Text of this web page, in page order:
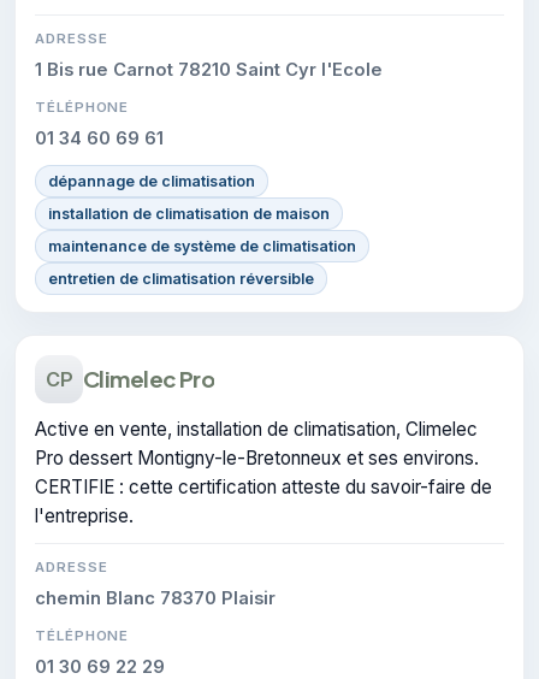
ADRESSE
1 Bis rue Carnot 78210 Saint Cyr l'Ecole
TÉLÉPHONE
01 34 60 69 61
dépannage de climatisation
installation de climatisation de maison
maintenance de système de climatisation
entretien de climatisation réversible
CP Climelec Pro
Active en vente, installation de climatisation, Climelec
Pro dessert Montigny-le-Bretonneux et ses environs.
CERTIFIE : cette certification atteste du savoir-faire de
l'entreprise.
ADRESSE
chemin Blanc 78370 Plaisir
TÉLÉPHONE
01 30 69 22 29